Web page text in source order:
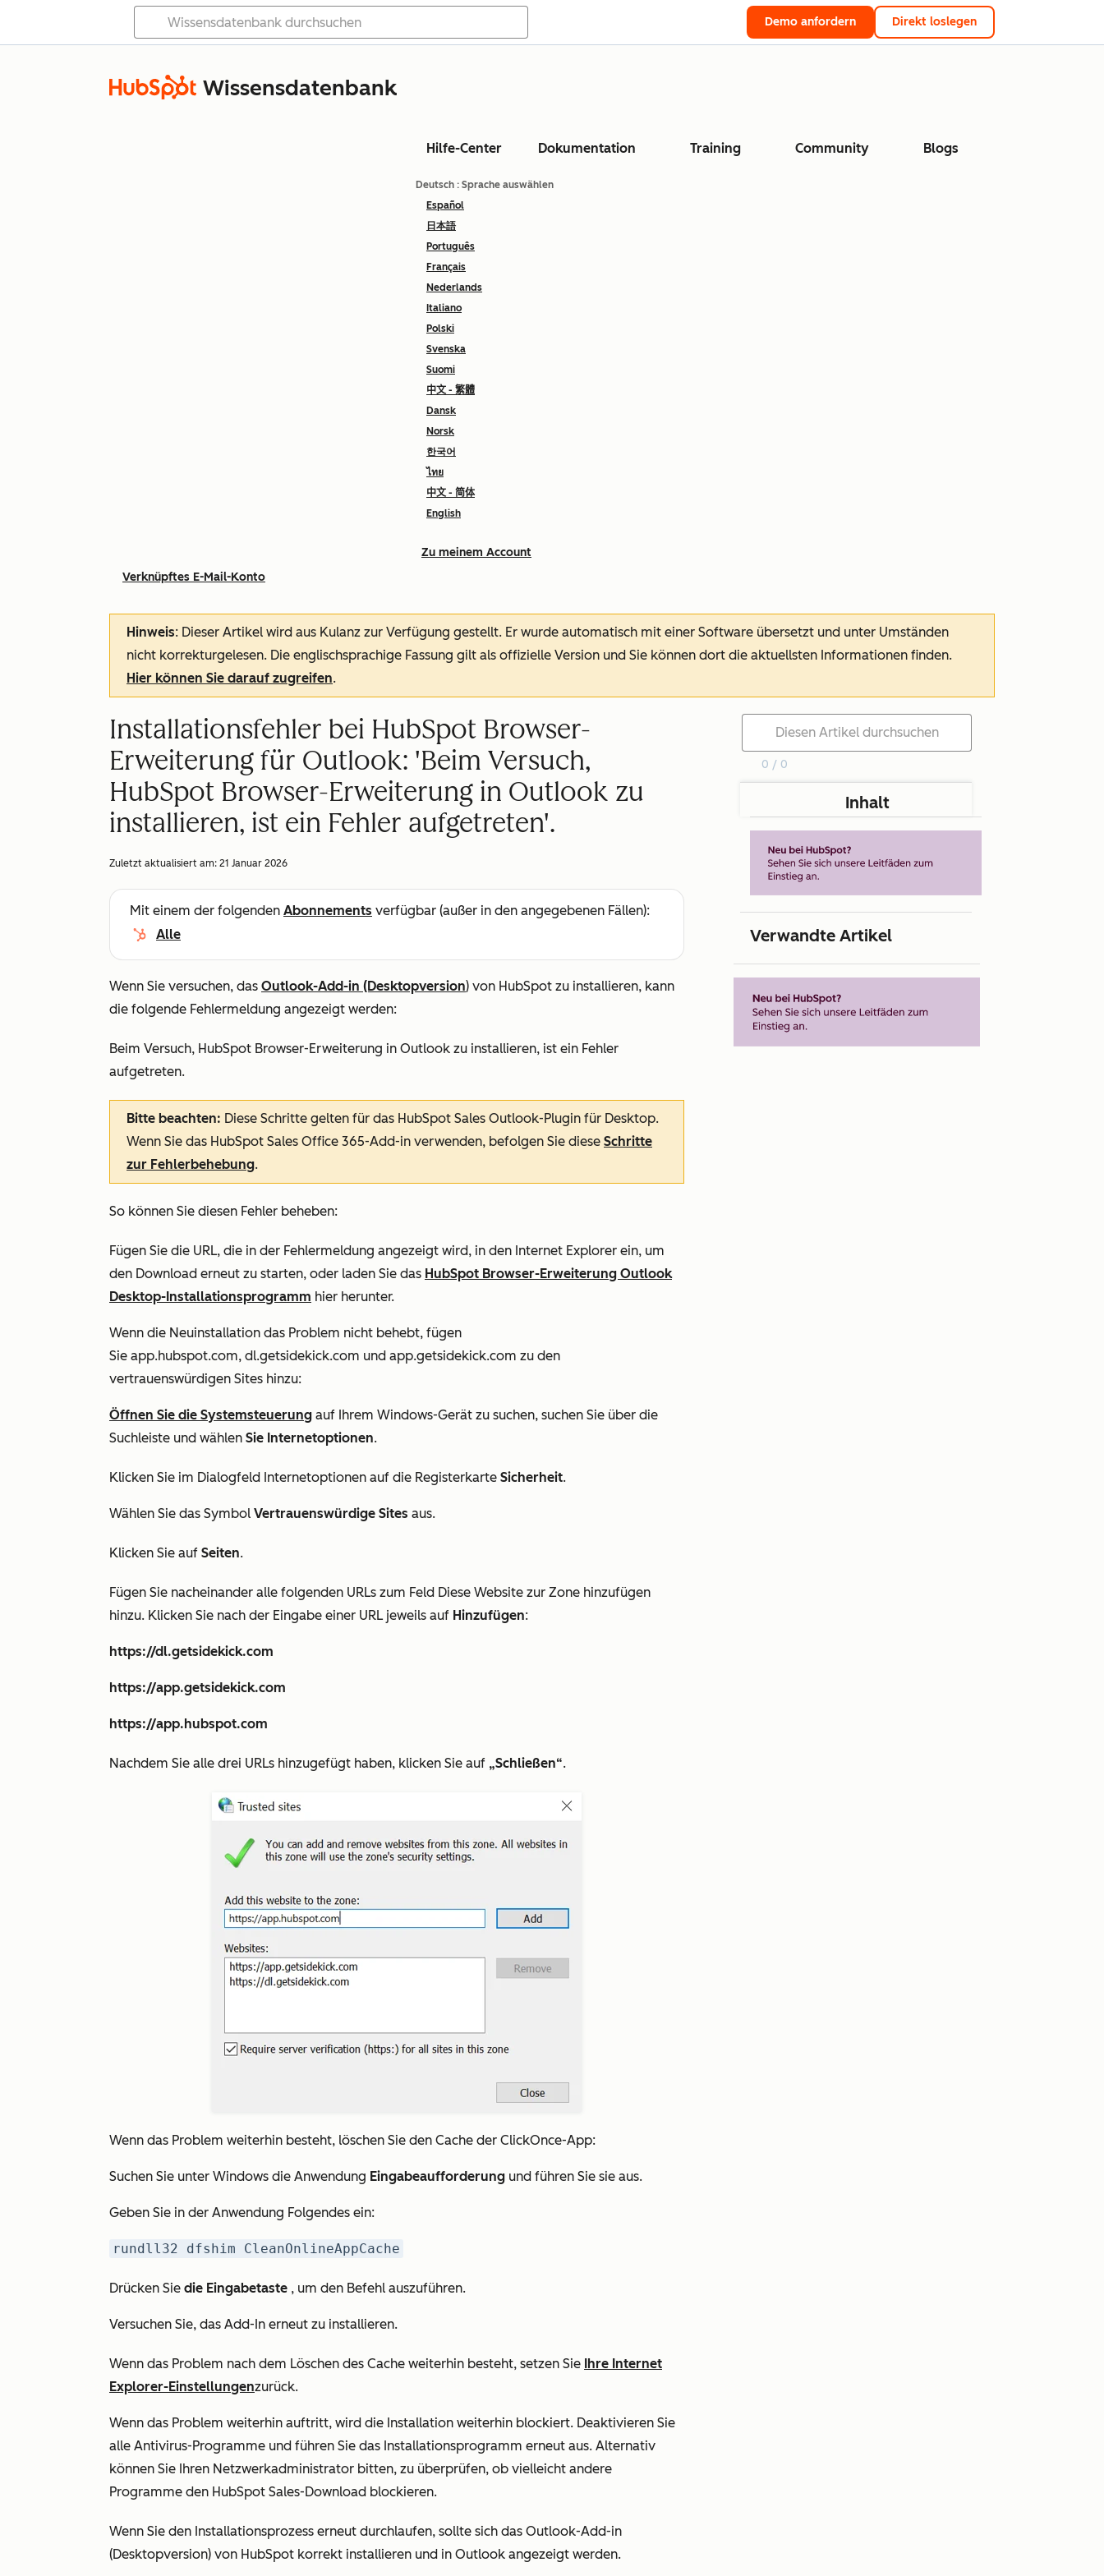
Demo anfordern Direkt loslegen
Wissensdatenbank
Hilfe-Center Dokumentation Training Community Blogs
Deutsch : Sprache auswählen
Español
日本語
Português
Français
Nederlands
Italiano
Polski
Svenska
Suomi
中文 - 繁體
Dansk
Norsk
한국어
ไทย
中文 - 简体
English
Zu meinem Account
Verknüpftes E-Mail-Konto
Hinweis: Dieser Artikel wird aus Kulanz zur Verfügung gestellt. Er wurde automatisch mit einer Software übersetzt und unter Umständen
nicht korrekturgelesen. Die englischsprachige Fassung gilt als offizielle Version und Sie können dort die aktuellsten Informationen finden.
Hier können Sie darauf zugreifen.
Installationsfehler bei HubSpot Browser-
Erweiterung für Outlook: 'Beim Versuch,
HubSpot Browser-Erweiterung in Outlook zu
installieren, ist ein Fehler aufgetreten'.
Zuletzt aktualisiert am: 21 Januar 2026
Mit einem der folgenden Abonnements verfügbar (außer in den angegebenen Fällen):
Alle
Wenn Sie versuchen, das Outlook-Add-in (Desktopversion) von HubSpot zu installieren, kann
die folgende Fehlermeldung angezeigt werden:
Beim Versuch, HubSpot Browser-Erweiterung in Outlook zu installieren, ist ein Fehler
aufgetreten.
Bitte beachten: Diese Schritte gelten für das HubSpot Sales Outlook-Plugin für Desktop.
Wenn Sie das HubSpot Sales Office 365-Add-in verwenden, befolgen Sie diese Schritte
zur Fehlerbehebung.
So können Sie diesen Fehler beheben:
Fügen Sie die URL, die in der Fehlermeldung angezeigt wird, in den Internet Explorer ein, um
den Download erneut zu starten, oder laden Sie das HubSpot Browser-Erweiterung Outlook
Desktop-Installationsprogramm hier herunter.
Wenn die Neuinstallation das Problem nicht behebt, fügen
Sie app.hubspot.com, dl.getsidekick.com und app.getsidekick.com zu den
vertrauenswürdigen Sites hinzu:
Öffnen Sie die Systemsteuerung auf Ihrem Windows-Gerät zu suchen, suchen Sie über die
Suchleiste und wählen Sie Internetoptionen.
Klicken Sie im Dialogfeld Internetoptionen auf die Registerkarte Sicherheit.
Wählen Sie das Symbol Vertrauenswürdige Sites aus.
Klicken Sie auf Seiten.
Fügen Sie nacheinander alle folgenden URLs zum Feld Diese Website zur Zone hinzufügen
hinzu. Klicken Sie nach der Eingabe einer URL jeweils auf Hinzufügen:
https://dl.getsidekick.com
https://app.getsidekick.com
https://app.hubspot.com
Nachdem Sie alle drei URLs hinzugefügt haben, klicken Sie auf „Schließen“.
Wenn das Problem weiterhin besteht, löschen Sie den Cache der ClickOnce-App:
Suchen Sie unter Windows die Anwendung Eingabeaufforderung und führen Sie sie aus.
Geben Sie in der Anwendung Folgendes ein:
rundll32 dfshim CleanOnlineAppCache
Drücken Sie die Eingabetaste , um den Befehl auszuführen.
Versuchen Sie, das Add-In erneut zu installieren.
Wenn das Problem nach dem Löschen des Cache weiterhin besteht, setzen Sie Ihre Internet
Explorer-Einstellungenzurück.
Wenn das Problem weiterhin auftritt, wird die Installation weiterhin blockiert. Deaktivieren Sie
alle Antivirus-Programme und führen Sie das Installationsprogramm erneut aus. Alternativ
können Sie Ihren Netzwerkadministrator bitten, zu überprüfen, ob vielleicht andere
Programme den HubSpot Sales-Download blockieren.
Wenn Sie den Installationsprozess erneut durchlaufen, sollte sich das Outlook-Add-in
(Desktopversion) von HubSpot korrekt installieren und in Outlook angezeigt werden.
0 / 0
Inhalt
Verwandte Artikel